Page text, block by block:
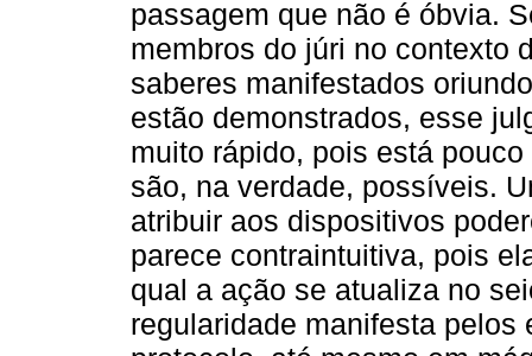
passagem que não é óbvia.
membros do júri no contexto
saberes manifestados
estão demonstrados, esse
muito rápido, pois está
são, na verdade, possíveis.
atribuir aos dispositivos
parece contraintuitiva, pois
qual a ação se atualiza no
regularidade manifesta pelos